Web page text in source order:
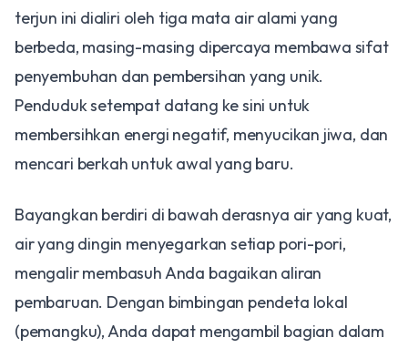
terjun ini dialiri oleh tiga mata air alami yang
berbeda, masing-masing dipercaya membawa sifat
penyembuhan dan pembersihan yang unik.
Penduduk setempat datang ke sini untuk
membersihkan energi negatif, menyucikan jiwa, dan
mencari berkah untuk awal yang baru.
​Bayangkan berdiri di bawah derasnya air yang kuat,
air yang dingin menyegarkan setiap pori-pori,
mengalir membasuh Anda bagaikan aliran
pembaruan. Dengan bimbingan pendeta lokal
(pemangku), Anda dapat mengambil bagian dalam